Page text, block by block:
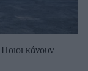
κάνουν